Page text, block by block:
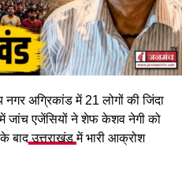
अग्रिकांड में 21 लोगों की जिंदा
जांच एजेंसियों ने शेफ केशव नेगी को
बादउत्तराखंडमें भारी आक्रोश